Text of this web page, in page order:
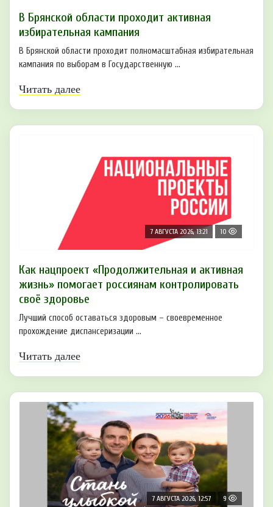
В Брянской области проходит активная
избирательная кампания
В Брянской области проходит полномасштабная избирательная
кампания по выборам в Государственную ...
Читать далее
7 АВГУСТА 2026, 13:21 10
Как нацпроект «Продолжительная и активная
жизнь» помогает россиянам контролировать
своё здоровье
Лучший способ оставаться здоровым – своевременное
прохождение диспансеризации ...
Читать далее
7 АВГУСТА 2026, 12:57 9